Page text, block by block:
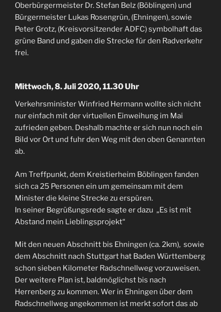
Oberbürgermeister Dr. Stefan Belz (Böblingen) und
Bürgermeister Lukas Rosengrün, (Ehningen), sowie
Peter Grotz, (Kreisvorsitzender ADFC) symbolhaft das
grüne Band und gaben die Strecke für den Radverkehr
frei.
Mittwoch, 8. Juli 2020, 11.30 Uhr
Verkehrsminister Winfried Hermann wollte sich nicht
nur einfach mit der virtuellen Einweihung im Mai
zufrieden geben. Deshalb machte er sich nun noch ein
Bild vor Ort und fuhr den Weg mit den oben Genannten
ab.
Am Treffpunkt, dem Kreistierheim Böblingen fanden
sich ca 25 Personen ein um gemeinsam mit dem
Minister die kleine Strecke zu erspüren.
In seiner Begrüßungsrede sagte er dazu „Es ist mit
Abstand mein Lieblingsprojekt“
Mit den neuen Abschnitt bis Ehningen (ca. 2km), sowie
dem Abschnitt nach Stuttgart hat Baden Württemberg
schon sieben Kilometer Radschnellweg vorzuweisen.
Der weitere Plan ist, baldmöglichst bis nach
Herrenberg zu kommen. Wer in Ehningen über dem
Radschnellweg angekommen ist merkt sofort das ab